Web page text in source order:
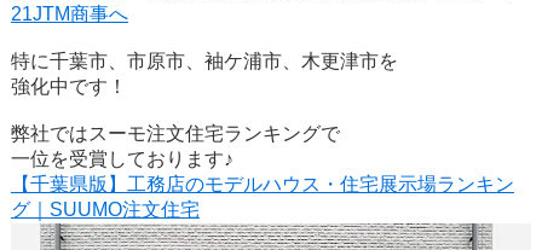
21JTM商事へ
特に千葉市、市原市、袖ケ浦市、木更津市を
強化中です！
弊社ではスーモ注文住宅ランキングで
一位を受賞しております♪
【千葉県版】工務店のモデルハウス・住宅展示場ランキン
グ｜SUUMO注文住宅